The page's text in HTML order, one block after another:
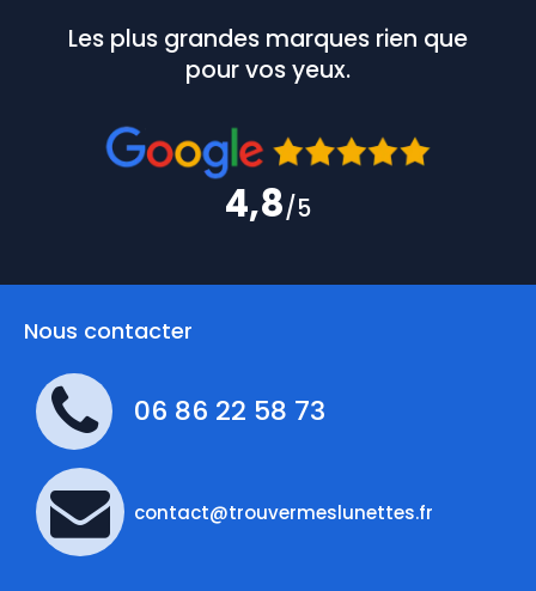
Les plus grandes marques rien que
pour vos yeux.
4,8/5
Nous contacter
06 86 22 58 73
contact@trouvermeslunettes.fr